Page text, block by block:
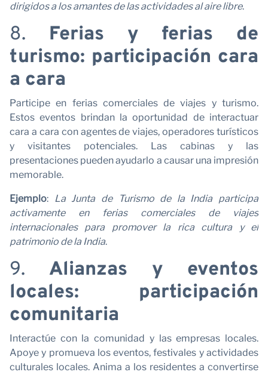
dirigidos a los amantes de las actividades al aire libre.
8. Ferias y ferias de
turismo: participación cara
a cara
Participe en ferias comerciales de viajes y turismo.
Estos eventos brindan la oportunidad de interactuar
cara a cara con agentes de viajes, operadores turísticos
y visitantes potenciales. Las cabinas y las
presentaciones pueden ayudarlo a causar una impresión
memorable.
Ejemplo: La Junta de Turismo de la India participa
activamente en ferias comerciales de viajes
internacionales para promover la rica cultura y el
patrimonio de la India.
9. Alianzas y eventos
locales: participación
comunitaria
Interactúe con la comunidad y las empresas locales.
Apoye y promueva los eventos, festivales y actividades
culturales locales. Anima a los residentes a convertirse